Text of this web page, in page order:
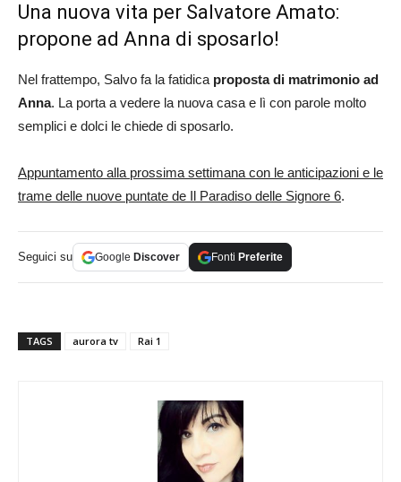
Una nuova vita per Salvatore Amato:
propone ad Anna di sposarlo!
Nel frattempo, Salvo fa la fatidica proposta di matrimonio ad
Anna. La porta a vedere la nuova casa e lì con parole molto
semplici e dolci le chiede di sposarlo.
Appuntamento alla prossima settimana con le anticipazioni e le
trame delle nuove puntate de Il Paradiso delle Signore 6.
Seguici su Google Discover Fonti Preferite
TAGS aurora tv Rai 1